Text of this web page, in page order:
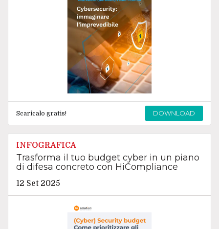
Scaricalo gratis! DOWNLOAD
INFOGRAFICA
Trasforma il tuo budget cyber in un piano
di difesa concreto con HiCompliance
12 Set 2025